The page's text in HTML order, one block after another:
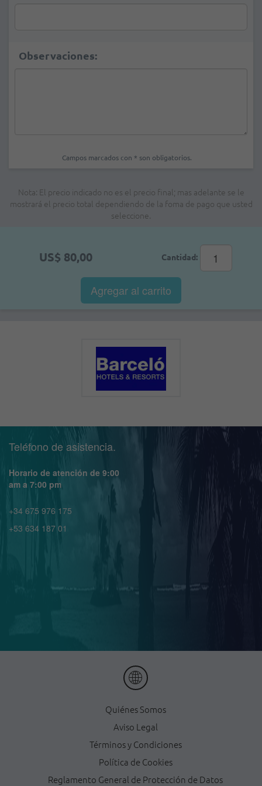
Observaciones:
Campos marcados con * son obligatorios.
Nota: El precio indicado no es el precio final; mas adelante se le
mostrará el precio total dependiendo de la foma de pago que usted
seleccione.
US$ 80,00 Cantidad:
Agregar al carrito
Teléfono de asistencia.
Horario de atención de 9:00
am a 7:00 pm
+34 675 976 175
+53 634 187 01
Quiénes Somos
Aviso Legal
Términos y Condiciones
Política de Cookies
Reglamento General de Protección de Datos